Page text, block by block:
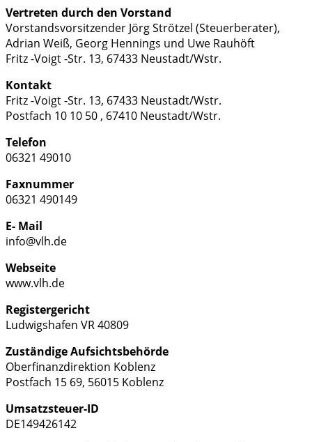
Vertreten durch den Vorstand
Vorstandsvorsitzender Jörg Strötzel (Steuerberater),
Adrian Weiß, Georg Hennings und Uwe Rauhöft
Fritz -Voigt -Str. 13, 67433 Neustadt/Wstr.
Kontakt
Fritz -Voigt -Str. 13, 67433 Neustadt/Wstr.
Postfach 10 10 50 , 67410 Neustadt/Wstr.
Telefon
06321 49010
Faxnummer
06321 490149
E- Mail
info@vlh.de
Webseite
www.vlh.de
Registergericht
Ludwigshafen VR 40809
Zuständige Aufsichtsbehörde
Oberfinanzdirektion Koblenz
Postfach 15 69, 56015 Koblenz
Umsatzsteuer-ID
DE149426142